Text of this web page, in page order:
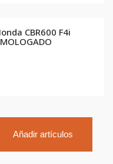
CBR600 F4i
Añadir artículos